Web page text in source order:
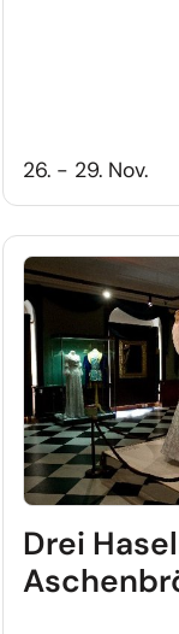
Erfurt
26. - 29. Nov.
setzen
Drei